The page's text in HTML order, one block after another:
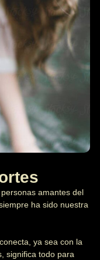
amantes del
ha sido nuestra
ya sea con la
significa todo para